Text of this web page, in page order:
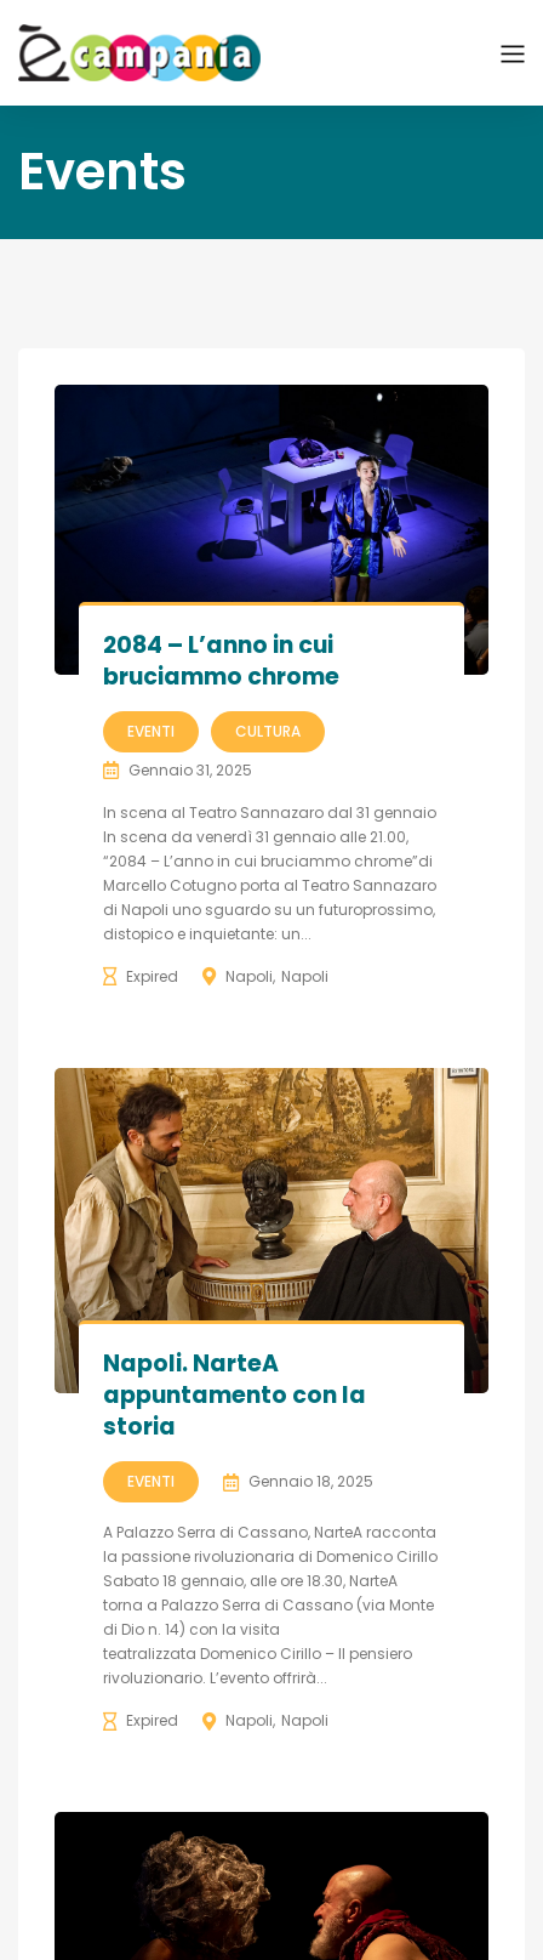
Events
2084 – L’anno in cui
bruciammo chrome
EVENTI
CULTURA
Gennaio 31, 2025
In scena al Teatro Sannazaro dal 31 gennaio
In scena da venerdì 31 gennaio alle 21.00,
“2084 – L’anno in cui bruciammo chrome”di
Marcello Cotugno porta al Teatro Sannazaro
di Napoli uno sguardo su un futuroprossimo,
distopico e inquietante: un...
Expired Napoli Napoli
Napoli. NarteA
appuntamento con la
storia
EVENTI Gennaio 18, 2025
A Palazzo Serra di Cassano, NarteA racconta
la passione rivoluzionaria di Domenico Cirillo
Sabato 18 gennaio, alle ore 18.30, NarteA
torna a Palazzo Serra di Cassano (via Monte
di Dio n. 14) con la visita
teatralizzata Domenico Cirillo – Il pensiero
rivoluzionario. L’evento offrirà...
Expired Napoli Napoli